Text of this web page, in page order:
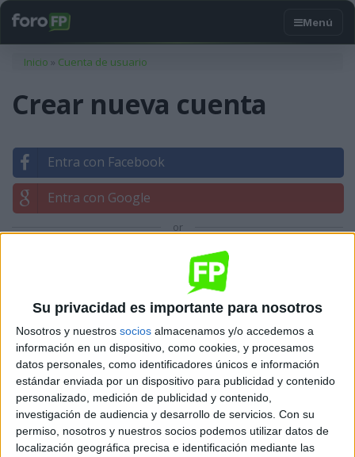
Su privacidad es importante para nosotros
Nosotros y nuestros socios almacenamos y/o accedemos a
información en un dispositivo, como cookies, y procesamos
datos personales, como identificadores únicos e información
estándar enviada por un dispositivo para publicidad y contenido
personalizado, medición de publicidad y contenido,
investigación de audiencia y desarrollo de servicios. Con su
permiso, nosotros y nuestros socios podemos utilizar datos de
localización geográfica precisa e identificación mediante las
Usted está aquí
Inicio » Cuenta de usuario
Crear nueva cuenta
Entra con Facebook
Entra con Google
or
Contáctanos
Dirección: Diego de León 47, 28006 Madrid
Phone: +34 91 593 2767